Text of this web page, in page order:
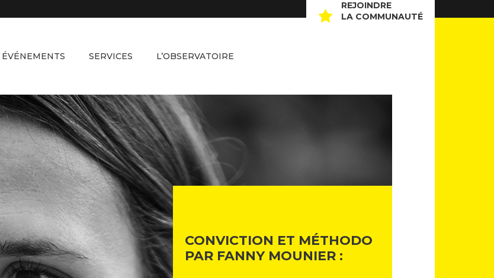
ÉVÉNEMENTS SERVICES L’OBSERVATOIRE
REJOINDRE
LA COMMUNAUTÉ
CONVICTION ET MÉTHODO
PAR FANNY MOUNIER :